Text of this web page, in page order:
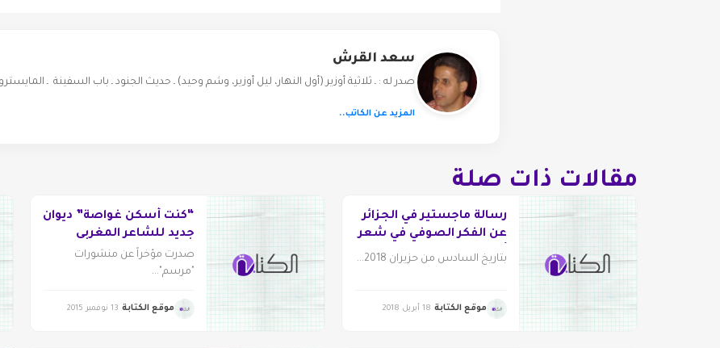
سعد القرش
صدر له : ـ ثلاثية أوزير (أول النهار، ليل أوزير، وشم وحيد) ـ حديث الجنود ـ باب السفينة ـ
المزيد عن الكاتب..
مقالات ذات صلة
رسالة ماجستير في الجزائر
عن الفكر الصوفي في شعر
أديب كمال الدين
بتاريخ السادس من حزيران 2018...
موقع الكتابة 18 أبريل 2018
“كنت أسكن غواصة” ديوان
جديد للشاعر المغربي
نجيب مبارك
صدرت مؤخراً عن منشورات
"مرسم"...
موقع الكتابة 13 نوفمبر 2015